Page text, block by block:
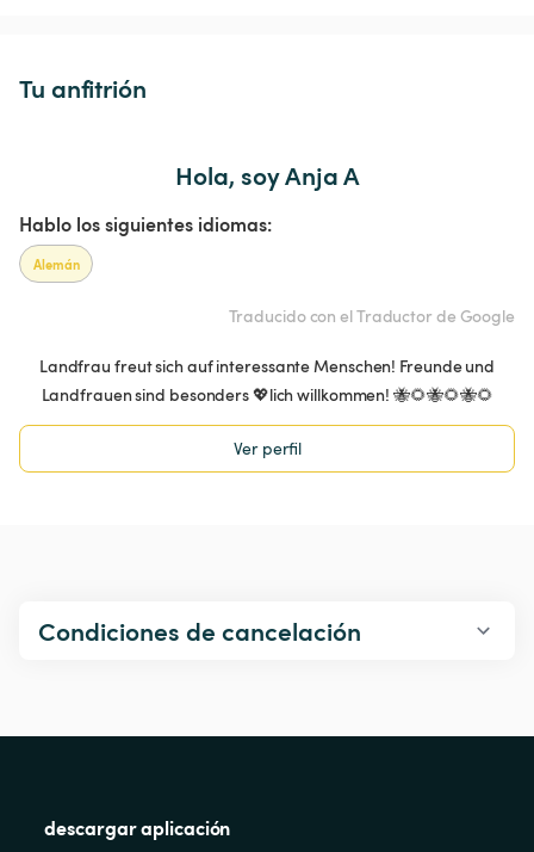
Tu anfitrión
Hola, soy Anja A
Hablo los siguientes idiomas:
Alemán
Traducido con el Traductor de Google
Landfrau freut sich auf interessante Menschen! Freunde und
Landfrauen sind besonders 💖lich willkommen! 🐝🌻🐝🌻🐝🌻
Ver perfil
Condiciones de cancelación
descargar aplicación